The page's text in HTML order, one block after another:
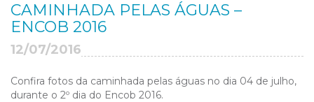
CAMINHADA PELAS ÁGUAS –
ENCOB 2016
12/07/2016
Confira fotos da caminhada pelas águas no dia 04 de julho,
durante o 2º dia do Encob 2016.